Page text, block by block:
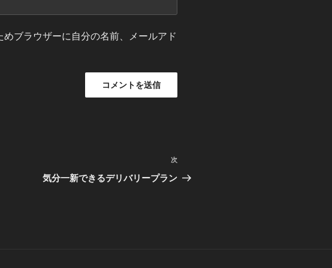
ブラウザーに自分の名前、メールアド
次
の
次
気分一新できるデリバリープラン